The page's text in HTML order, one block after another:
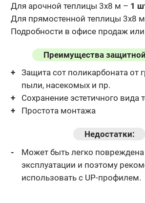
Для арочной теплицы 3х8 м – 1
Для прямостенной теплицы 3х8
Подробности в офисе продаж или
Преимущества
Защита сот поликарбоната от
пыли, насекомых и пр.
Сохранение эстетичного вида
Простота монтажа
Недостатки:
Может быть легко
эксплуатации и поэтому
использовать с UP-профилем.